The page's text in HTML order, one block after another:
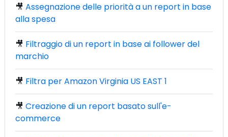
🎥 Assegnazione delle priorità a un report in base
alla spesa
🎥 Filtraggio di un report in base ai follower del
marchio
🎥 Filtra per Amazon Virginia US EAST 1
🎥 Creazione di un report basato sull'e-
commerce